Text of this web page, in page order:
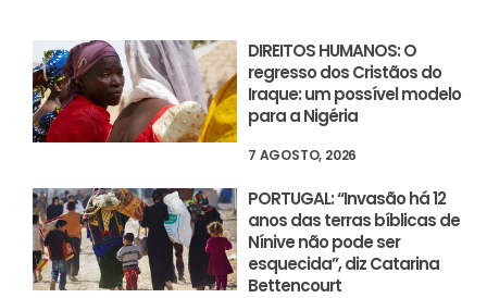
DIREITOS HUMANOS: O
regresso dos Cristãos do
Iraque: um possível modelo
para a Nigéria
7 AGOSTO, 2026
PORTUGAL: “Invasão há 12
anos das terras bíblicas de
Nínive não pode ser
esquecida”, diz Catarina
Bettencourt